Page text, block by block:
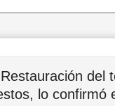
lo confirmó